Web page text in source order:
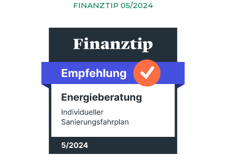
FINANZTIP 05/2024